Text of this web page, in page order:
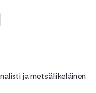
ja metsäliikeläinen